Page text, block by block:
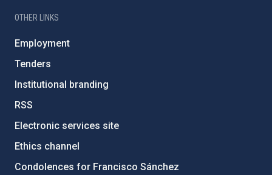
OTHER LINKS
Employment
Tenders
Institutional branding
RSS
Electronic services site
Ethics channel
Condolences for Francisco Sánchez